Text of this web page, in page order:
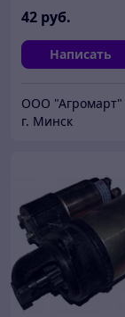
42 руб.
Написать
ООО "Агромарт"
г. Минск